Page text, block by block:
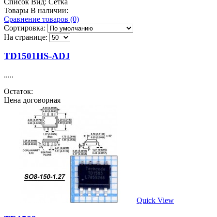
Товары В наличии:
Сравнение товаров (0)
Сортировка:
На странице:
TD1501HS-ADJ
.....
Остаток:
Цена договорная
Quick View